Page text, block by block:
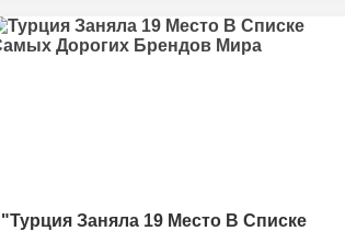
"Турция Заняла 19 Место В Списке